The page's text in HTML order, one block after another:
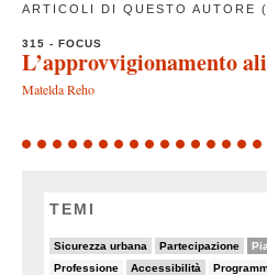
ARTICOLI DI QUESTO AUTORE
315 - FOCUS
L’approvvigionamento
Matelda Reho
TEMI
Sicurezza urbana
10/82 Partecipazione
22/82
44/82
Professione
5/82 Accessibilità
23/82
5/82
9/82